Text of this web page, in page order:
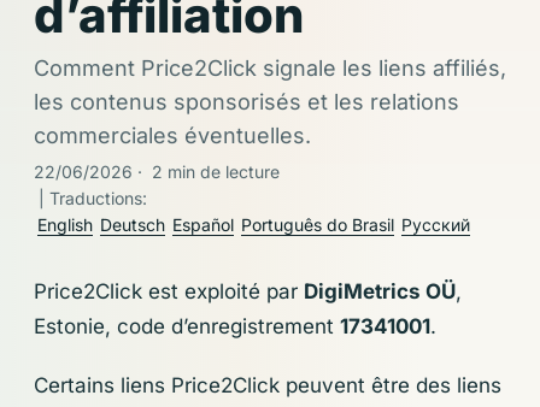
d’affiliation
Comment Price2Click signale les liens affiliés,
les contenus sponsorisés et les relations
commerciales éventuelles.
22/06/2026 · 2 min de lecture
| Traductions:
English Deutsch Español Português do Brasil Русский
Price2Click est exploité par DigiMetrics OÜ,
Estonie, code d’enregistrement 17341001.
Certains liens Price2Click peuvent être des liens